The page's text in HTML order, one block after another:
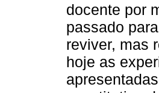
docente por
passado
reviver, mas
hoje as